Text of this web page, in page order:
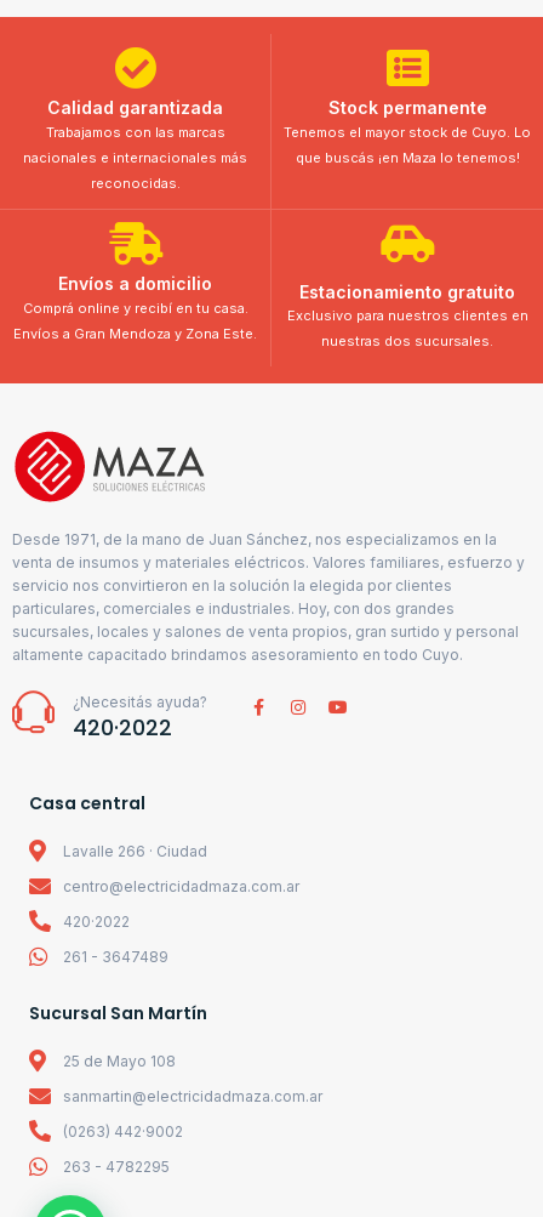
Calidad garantizada
Trabajamos con las marcas
nacionales e internacionales más
reconocidas.
Stock permanente
Tenemos el mayor stock de Cuyo. Lo
que buscás ¡en Maza lo tenemos!
Envíos a domicilio
Comprá online y recibí en tu casa.
Envíos a Gran Mendoza y Zona Este.
Estacionamiento gratuito
Exclusivo para nuestros clientes en
nuestras dos sucursales.
Desde 1971, de la mano de Juan Sánchez, nos especializamos en la
venta de insumos y materiales eléctricos. Valores familiares, esfuerzo y
servicio nos convirtieron en la solución la elegida por clientes
particulares, comerciales e industriales. Hoy, con dos grandes
sucursales, locales y salones de venta propios, gran surtido y personal
altamente capacitado brindamos asesoramiento en todo Cuyo.
¿Necesitás ayuda?
420·2022
Casa central
Lavalle 266 · Ciudad
centro@electricidadmaza.com.ar
420·2022
261 - 3647489
Sucursal San Martín
25 de Mayo 108
sanmartin@electricidadmaza.com.ar
(0263) 442·9002
263 - 4782295